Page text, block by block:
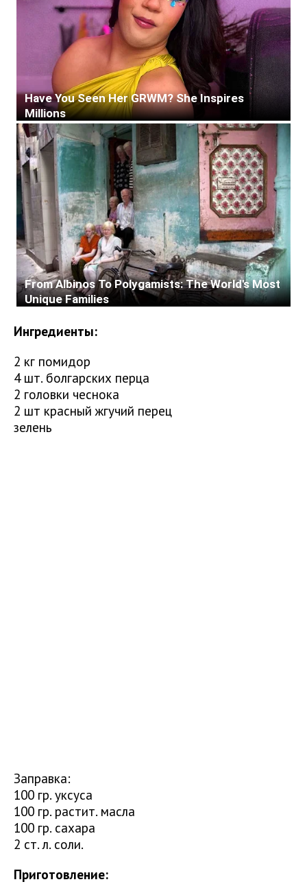
Ингредиенты:
2 кг помидор
4 шт. болгарских перца
2 головки чеснока
2 шт красный жгучий перец
зелень
Заправка:
100 гр. уксуса
100 гр. растит. масла
100 гр. сахара
2 ст. л. соли.
Приготовление: